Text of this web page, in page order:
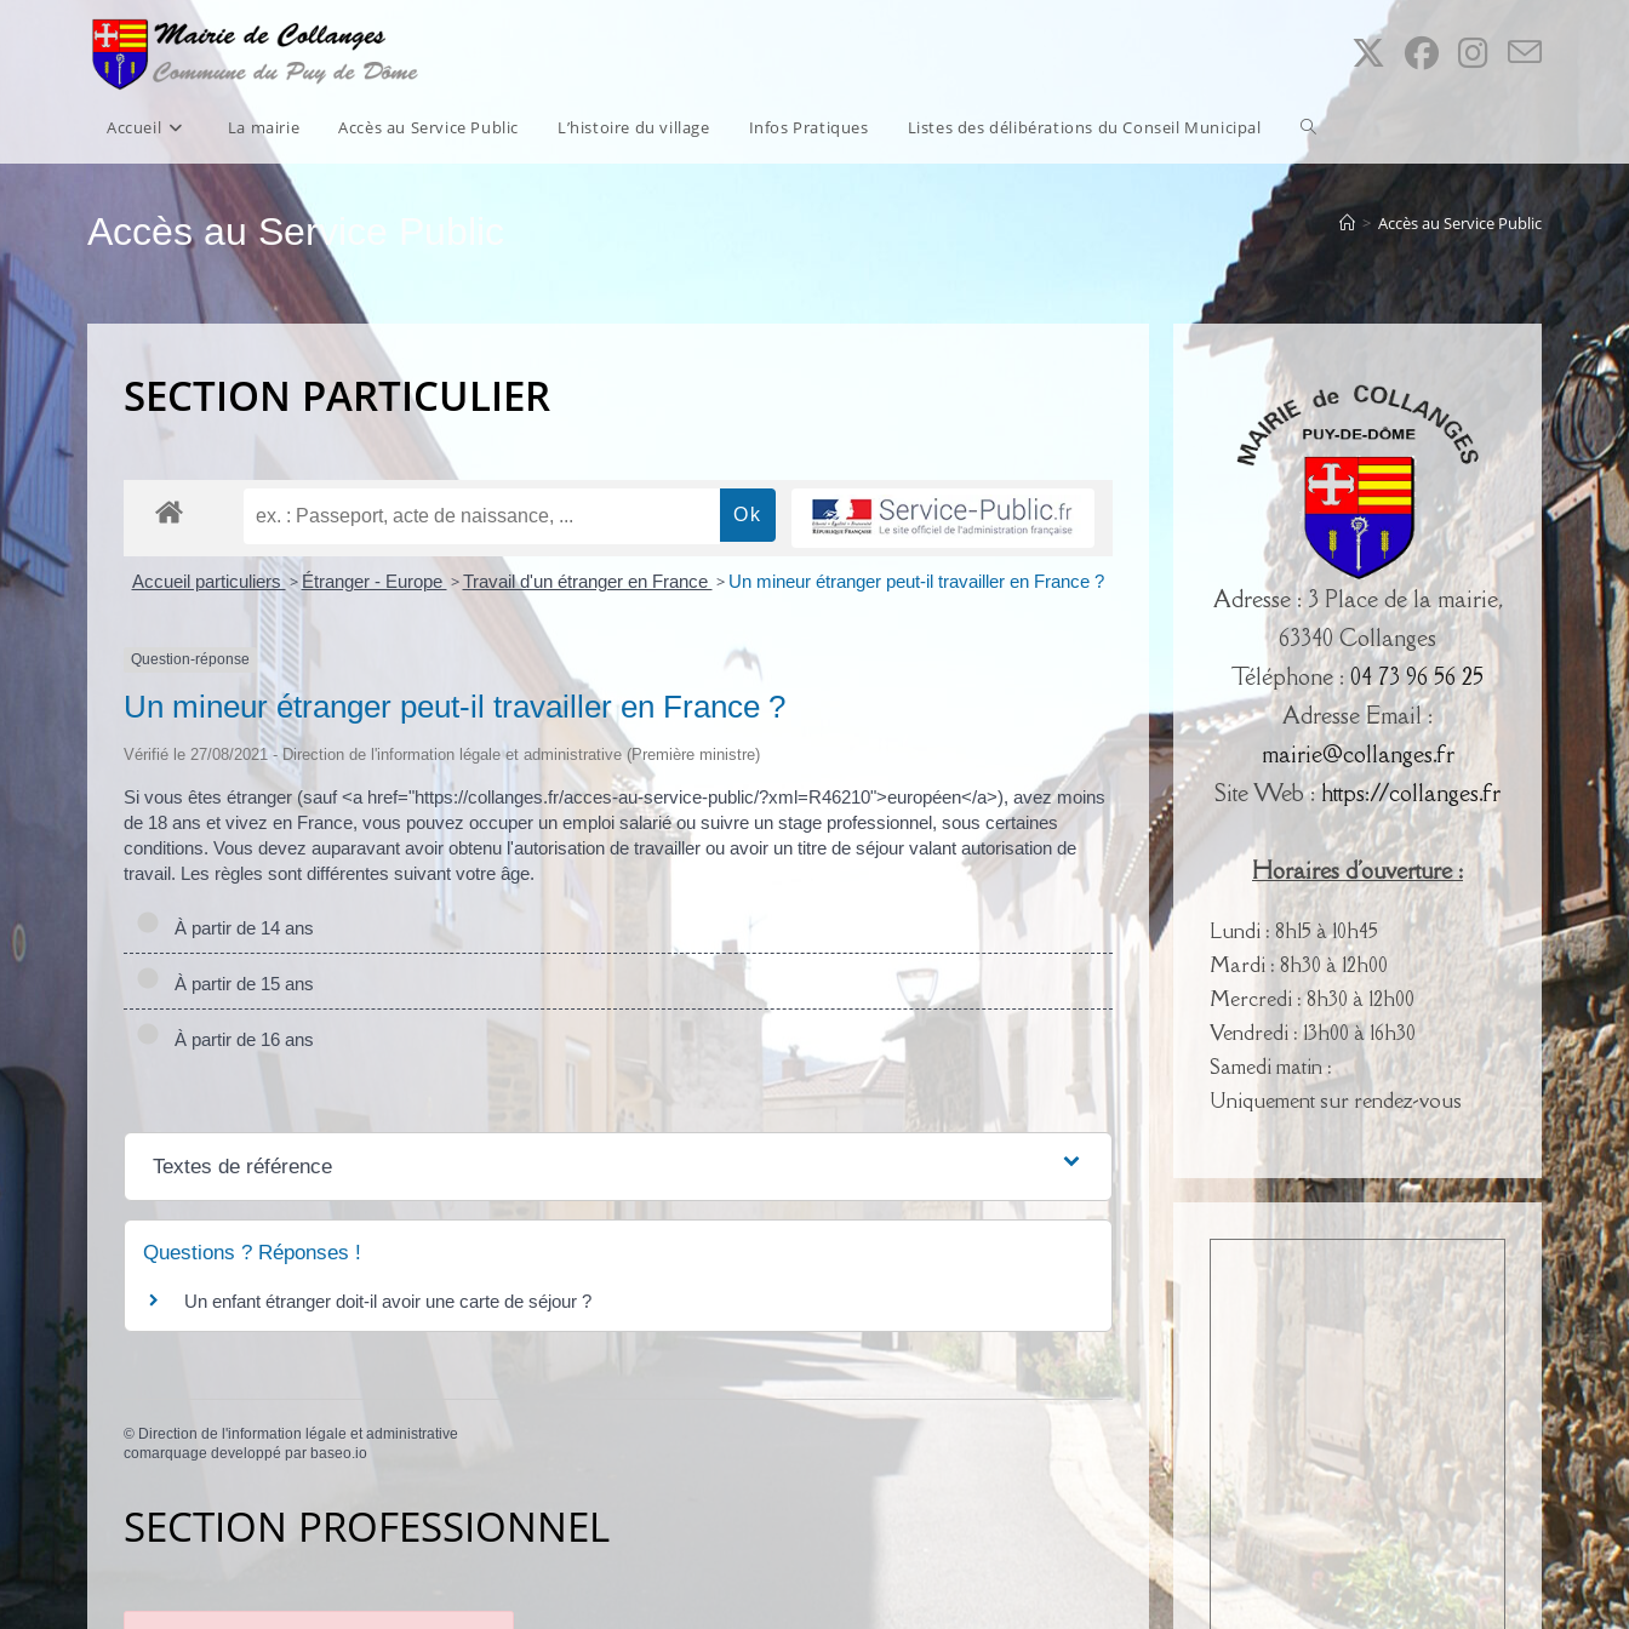
Accueil La mairie Accès au Service Public L’histoire du village Infos Pratiques Listes des délibérations du Conseil Municipal Toggle
website
Accès au Service Public > Accès au Service Public
SECTION PARTICULIER
Accueil particuliers > Étranger - Europe > Travail d'un étranger en France > Un mineur étranger peut-il travailler en France ?
Question-réponse
Un mineur étranger peut-il travailler en France ?
Vérifié le 27/08/2021 - Direction de l'information légale et administrative (Première ministre)
Si vous êtes étranger (sauf <a href="https://collanges.fr/acces-au-service-public/?xml=R46210">européen</a>), avez moins
de 18 ans et vivez en France, vous pouvez occuper un emploi salarié ou suivre un stage professionnel, sous certaines
conditions. Vous devez auparavant avoir obtenu l'autorisation de travailler ou avoir un titre de séjour valant autorisation de
travail. Les règles sont différentes suivant votre âge.
À partir de 14 ans
À partir de 15 ans
À partir de 16 ans
Textes de référence
Questions ? Réponses !
Un enfant étranger doit-il avoir une carte de séjour ?
© Direction de l'information légale et administrative
comarquage developpé par baseo.io
SECTION PROFESSIONNEL
Adresse : 3 Place de la mairie,
63340 Collanges
Téléphone :04 73 96 56 25
Adresse Email :
mairie@collanges.fr
Site Web :https://collanges.fr
Horaires d'ouverture :
Lundi : 8h15 à 10h45
Mardi : 8h30 à 12h00
Mercredi : 8h30 à 12h00
Vendredi : 13h00 à 16h30
Samedi matin :
Uniquement sur rendez-vous